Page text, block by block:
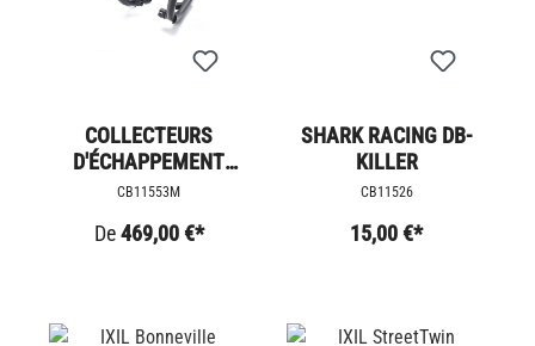
COLLECTEURS
D'ÉCHAPPEMENT
POUR BOBBER &AMP;
CB11553M
De469,00 €*
SHARK RACING DB-
KILLER
CB11526
15,00 €*